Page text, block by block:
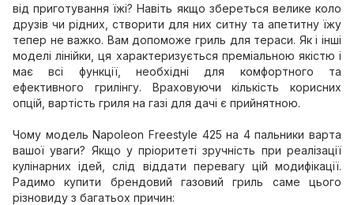
від приготування їжі? Навіть якщо збереться велике коло
друзів чи рідних, створити для них ситну та апетитну їжу
тепер не важко. Вам допоможе гриль для тераси. Як і інші
моделі лінійки, ця характеризується преміальною якістю і
має всі функції, необхідні для комфортного та
ефективного грилінгу. Враховуючи кількість корисних
опцій, вартість гриля на газі для дачі є прийнятною.
Чому модель Napoleon Freestyle 425 на 4 пальники варта
вашої уваги? Якщо у пріоритеті зручність при реалізації
кулінарних ідей, слід віддати перевагу цій модифікації.
Радимо купити брендовий газовий гриль саме цього
різновиду з багатьох причин: